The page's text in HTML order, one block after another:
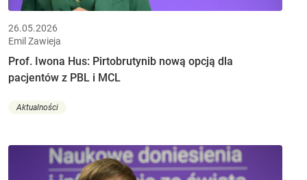
26.05.2026
Emil Zawieja
Prof. Iwona Hus: Pirtobrutynib nową opcją dla
pacjentów z PBL i MCL
Aktualności